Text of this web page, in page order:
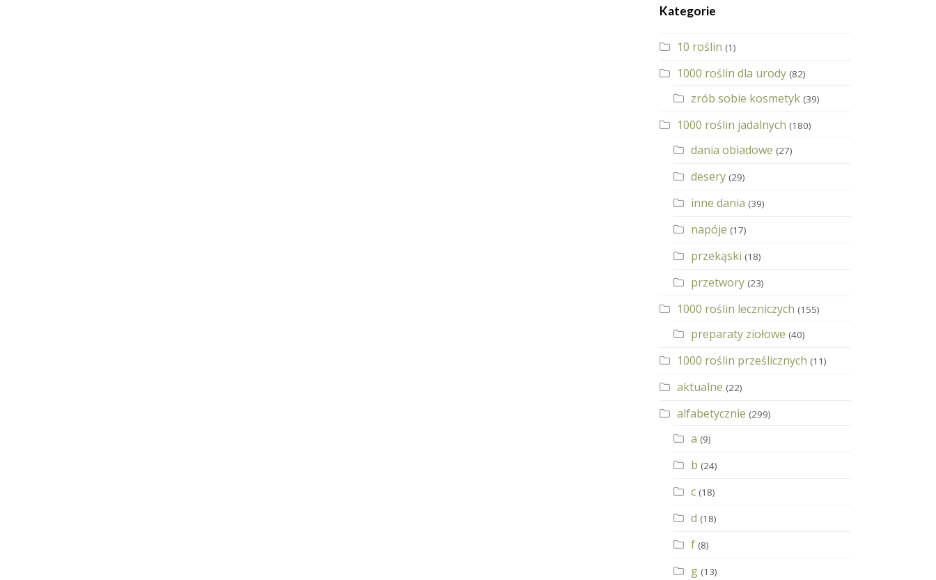
Kategorie
10 roślin (1)
1000 roślin dla urody (82)
zrób sobie kosmetyk (39)
1000 roślin jadalnych (180)
dania obiadowe (27)
desery (29)
inne dania (39)
napóje (17)
przekąski (18)
przetwory (23)
1000 roślin leczniczych (155)
preparaty ziołowe (40)
1000 roślin prześlicznych (11)
aktualne (22)
alfabetycznie (299)
a (9)
b (24)
c (18)
d (18)
f (8)
g (13)